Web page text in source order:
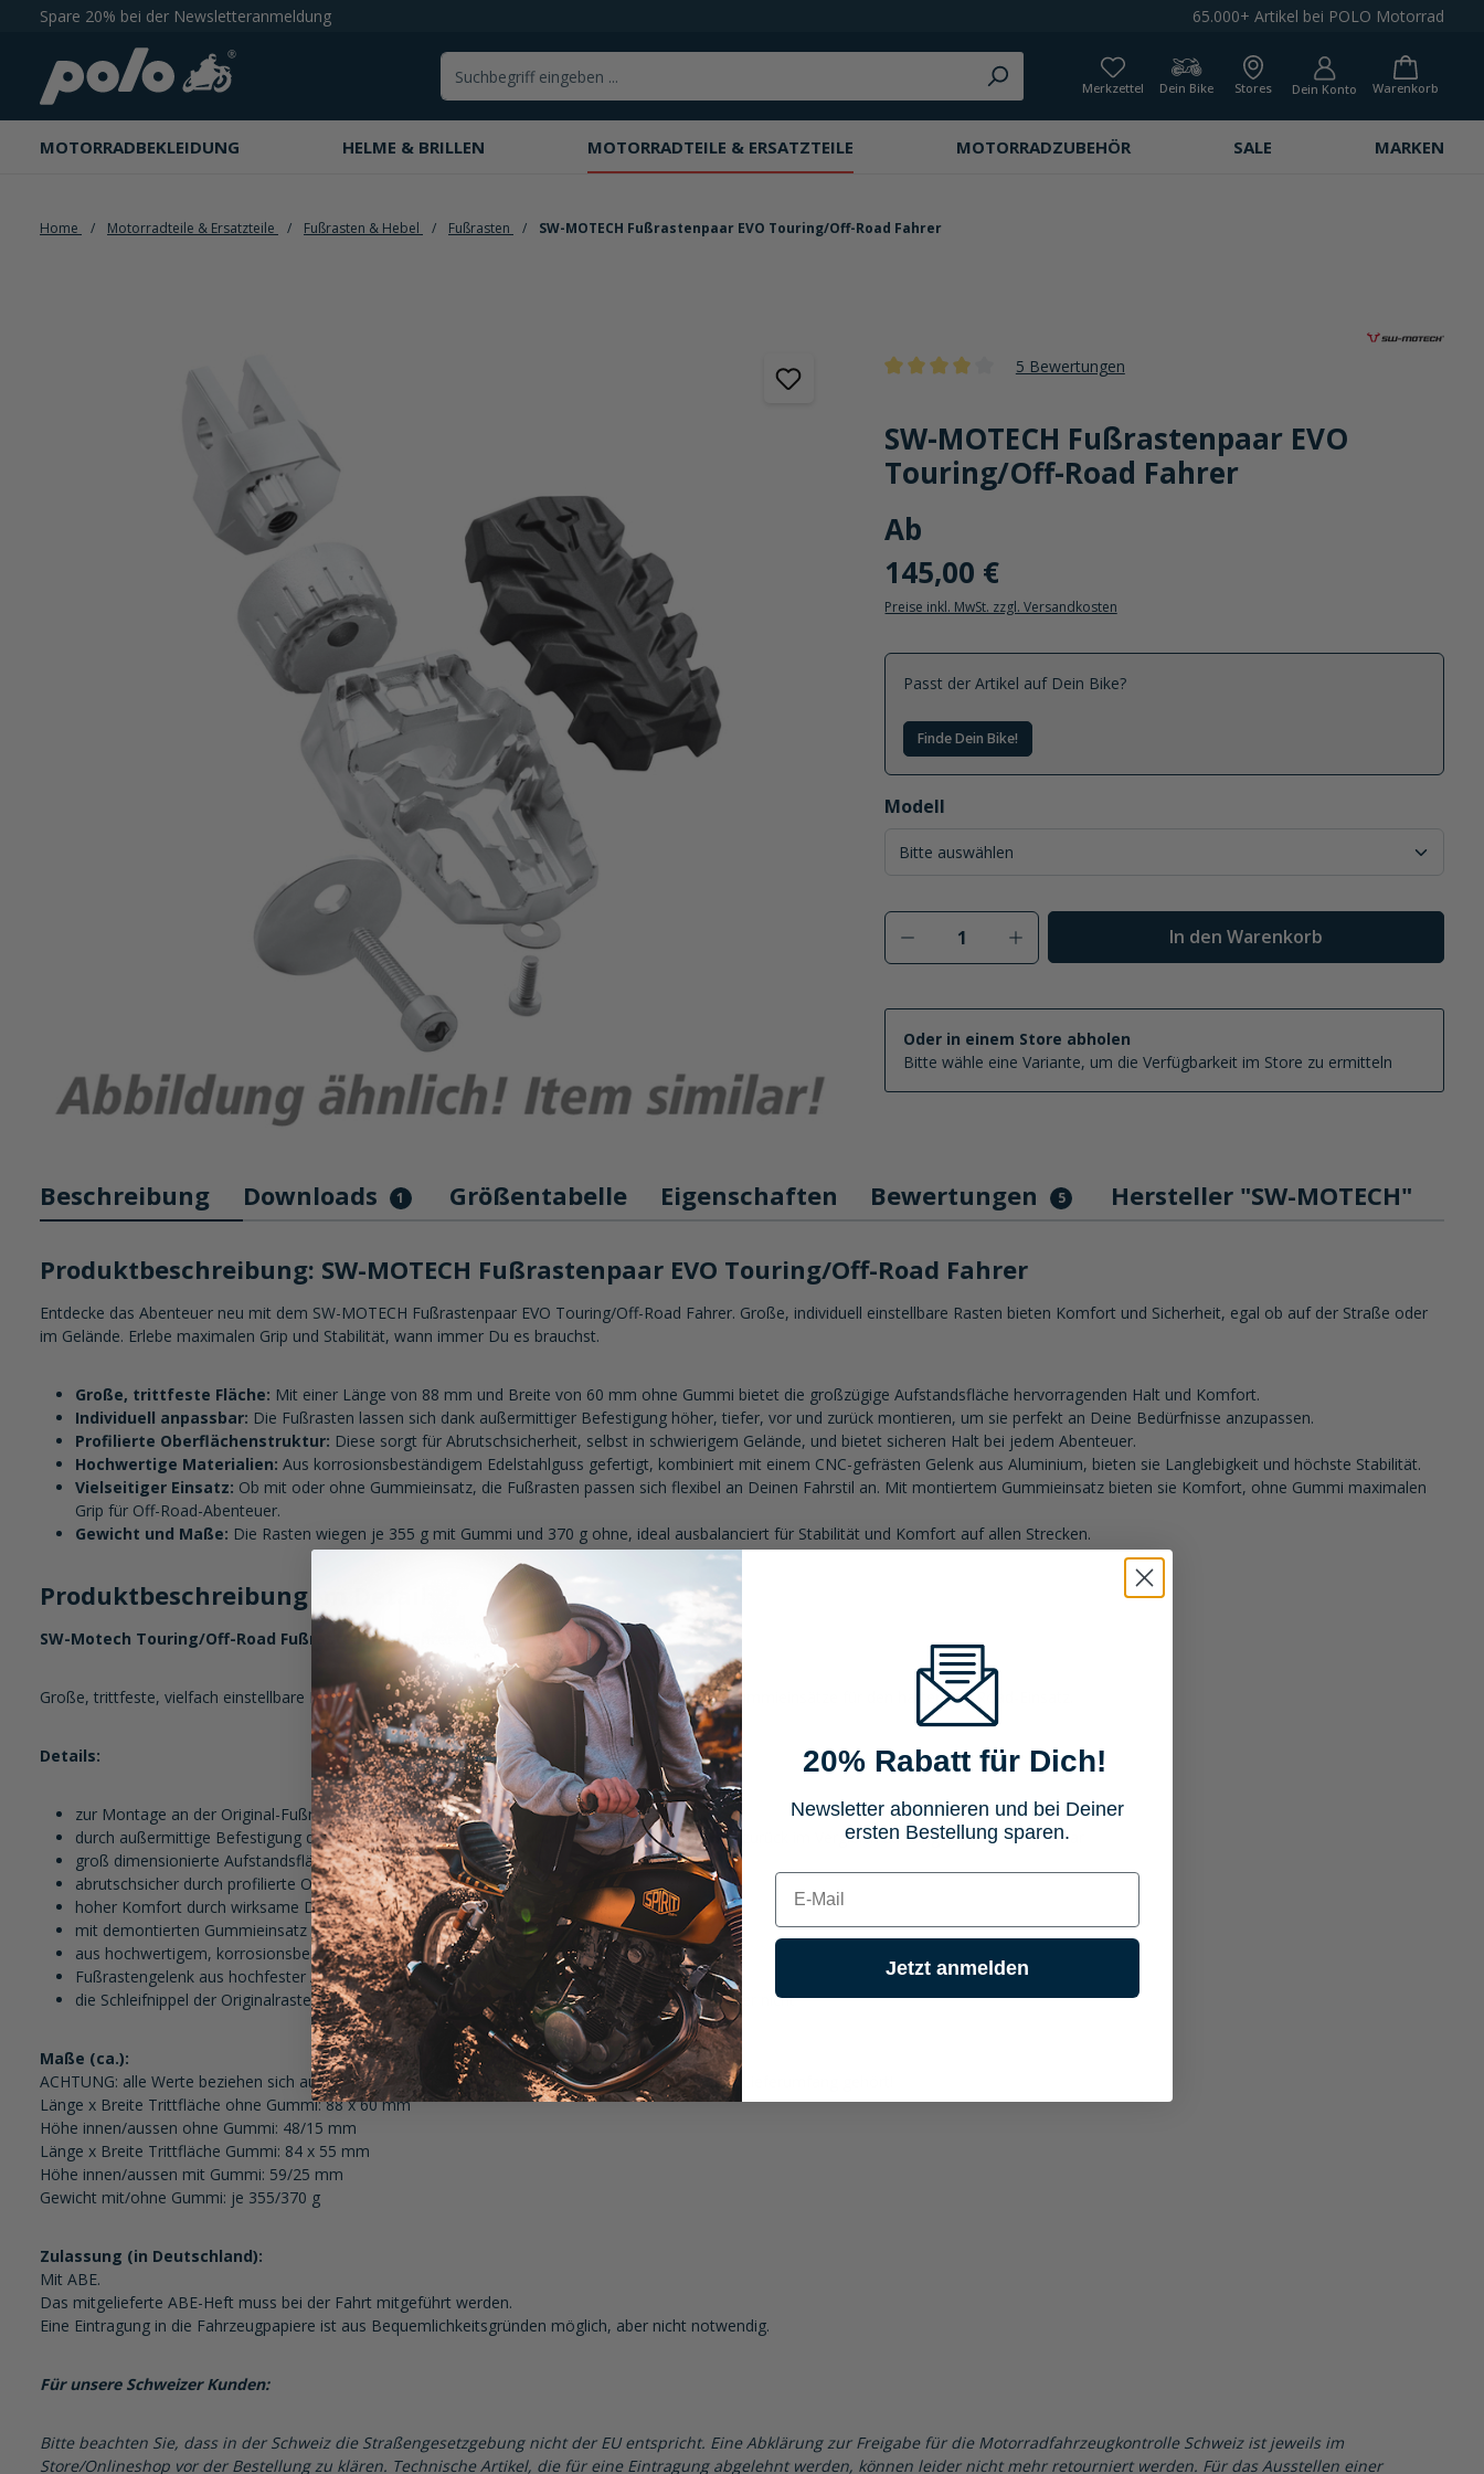
Zur Hauptnavigation springen
Spare 20% bei der Newsletteranmeldung 65.000+ Artikel bei POLO Motorrad
Merkzettel Dein Bike Stores Dein Konto Warenkorb
MOTORRADBEKLEIDUNG HELME & BRILLEN MOTORRADTEILE & ERSATZTEILE MOTORRADZUBEHÖR SALE MARKEN
Home Motorradteile & Ersatzteile Fußrasten & Hebel Fußrasten SW-MOTECH Fußrastenpaar EVO Touring/Off-Road Fahrer
5 Bewertungen
SW-MOTECH Fußrastenpaar EVO
Touring/Off-Road Fahrer
Ab
145,00 €
Preise inkl. MwSt. zzgl. Versandkosten
Passt der Artikel auf Dein Bike?
Finde Dein Bike!
Modell
auswählen
Produkt Anzahl: Gib den gewünschten Wert ein
In den Warenkorb
Oder in einem Store abholen
Bitte wähle eine Variante, um die Verfügbarkeit im Store zu ermitteln
Beschreibung Downloads 1 Größentabelle Eigenschaften Bewertungen 5 Hersteller "SW-MOTECH"
Produktbeschreibung: SW-MOTECH Fußrastenpaar EVO Touring/Off-Road Fahrer
Entdecke das Abenteuer neu mit dem SW-MOTECH Fußrastenpaar EVO Touring/Off-Road Fahrer. Große, individuell einstellbare Rasten bieten Komfort und Sicherheit, egal ob auf der Straße oder
im Gelände. Erlebe maximalen Grip und Stabilität, wann immer Du es brauchst.
Große, trittfeste Fläche: Mit einer Länge von 88 mm und Breite von 60 mm ohne Gummi bietet die großzügige Aufstandsfläche hervorragenden Halt und Komfort.
Individuell anpassbar: Die Fußrasten lassen sich dank außermittiger Befestigung höher, tiefer, vor und zurück montieren, um sie perfekt an Deine Bedürfnisse anzupassen.
Profilierte Oberflächenstruktur: Diese sorgt für Abrutschsicherheit, selbst in schwierigem Gelände, und bietet sicheren Halt bei jedem Abenteuer.
Hochwertige Materialien: Aus korrosionsbeständigem Edelstahlguss gefertigt, kombiniert mit einem CNC-gefrästen Gelenk aus Aluminium, bieten sie Langlebigkeit und höchste Stabilität.
Vielseitiger Einsatz: Ob mit oder ohne Gummieinsatz, die Fußrasten passen sich flexibel an Deinen Fahrstil an. Mit montiertem Gummieinsatz bieten sie Komfort, ohne Gummi maximalen
Grip für Off-Road-Abenteuer.
Gewicht und Maße: Die Rasten wiegen je 355 g mit Gummi und 370 g ohne, ideal ausbalanciert für Stabilität und Komfort auf allen Strecken.
Produktbeschreibung im Detail:
SW-Motech Touring/Off-Road Fußrastenpaar Fahrer
Große, trittfeste, vielfach einstellbare Fußrasten, für den komfortablen Toureneinsatz und ohne Gummieinsätze für den harten Off-Road-Einsatz.
Details:
zur Montage an der Original-Fußrastenaufnahme
durch außermittige Befestigung der Raste am Adaptergelenk individuell höher, tiefer, vor und zurück im Vergleich zur Originalraste montierbar
groß dimensionierte Aufstandsfläche
abrutschsicher durch profilierte Oberflächenstruktur
hoher Komfort durch wirksame Dämpfung des großen Gummeinsatzes
mit demontierten Gummieinsatz richtig viel Grip auch im gröbsten Off-Road-Einsatz
aus hochwertigem, korrosionsbeständigem Edelstahlguss
Fußrastengelenk aus hochfester Aluminium-Legierung CNC-gefräst
die Schleifnippel der Originalrasten können hier ggf. weiter verwendet werden, müssen das aber nicht
Maße (ca.):
ACHTUNG: alle Werte beziehen sich auf eine Raste ohne den modellspezifischen Adapter der zum Lieferumfang gehört!
Länge x Breite Trittfläche ohne Gummi: 88 x 60 mm
Höhe innen/aussen ohne Gummi: 48/15 mm
Länge x Breite Trittfläche Gummi: 84 x 55 mm
Höhe innen/aussen mit Gummi: 59/25 mm
Gewicht mit/ohne Gummi: je 355/370 g
Zulassung (in Deutschland):
Mit ABE.
Das mitgelieferte ABE-Heft muss bei der Fahrt mitgeführt werden.
Eine Eintragung in die Fahrzeugpapiere ist aus Bequemlichkeitsgründen möglich, aber nicht notwendig.
Für unsere Schweizer Kunden:
Bitte beachten Sie, dass in der Schweiz die Straßengesetzgebung nicht der EU entspricht. Eine Abklärung zur Freigabe für die Motorradfahrzeugkontrolle Schweiz ist jeweils im
Store/Onlineshop vor der Bestellung zu klären. Technische Artikel, die für eine Eintragung abgelehnt werden, können leider nicht mehr retourniert werden. Für das Ausstellen einer
20% Rabatt für Dich!
Newsletter abonnieren und bei Deiner
ersten Bestellung sparen.
E-mail
Jetzt anmelden